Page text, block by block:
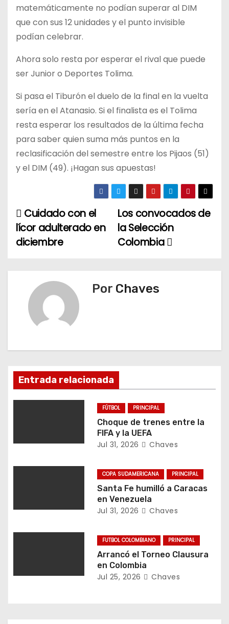
matemáticamente no podían superar al DIM
que con sus 12 unidades y el punto invisible
podían celebrar.
Ahora solo resta por esperar el rival que puede
ser Junior o Deportes Tolima.
Si pasa el Tiburón el duelo de la final en la vuelta
sería en el Atanasio. Si el finalista es el Tolima
resta esperar los resultados de la última fecha
para saber quien suma más puntos en la
reclasificación del semestre entre los Pijaos (51)
y el DIM (49). ¡Hagan sus apuestas!
N
a
c
i
ó
Los convocados de
la Selección
Colombia
Cuidado con el
lícor adulterado en
diciembre
Por Chaves
Entrada relacionada
FÚTBOL PRINCIPAL
Choque de trenes entre la
FIFA y la UEFA
Jul 31, 2026 Chaves
COPA SUDAMERICANA PRINCIPAL
Santa Fe humilló a Caracas
en Venezuela
Jul 31, 2026 Chaves
FUTBOL COLOMBIANO PRINCIPAL
Arrancó el Torneo Clausura
en Colombia
Jul 25, 2026 Chaves